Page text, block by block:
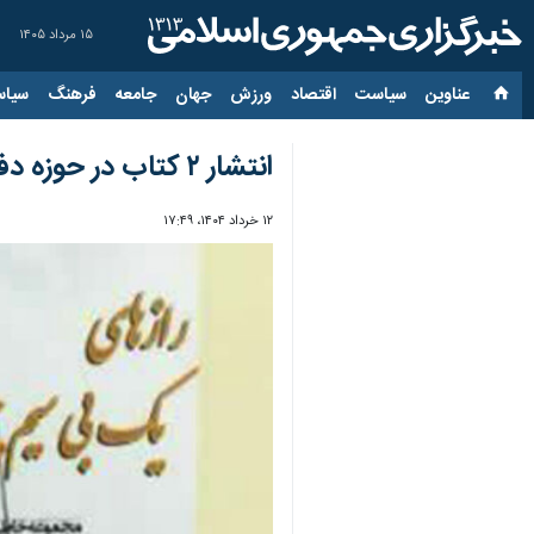
۱۵ مرداد ۱۴۰۵
عناوین‌ سیاست اقتصاد ورزش جهان جامعه فرهنگ
انتشار ۲ کتاب در حوزه دفاع مقدس از نویسنده کرمانشاهی
۱۲ خرداد ۱۴۰۴، ۱۷:۴۹